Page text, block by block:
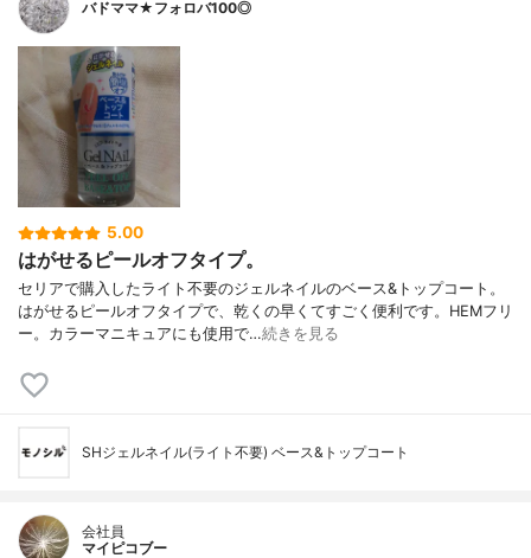
バドママ★フォロバ100◎
5.00
はがせるピールオフタイプ。
セリアで購入したライト不要のジェルネイルのベース&トップコート。
はがせるピールオフタイプで、乾くの早くてすごく便利です。HEMフリ
ー。カラーマニキュアにも使用で…続きを見る
SHジェルネイル(ライト不要) ベース&トップコート
会社員
マイピコブー